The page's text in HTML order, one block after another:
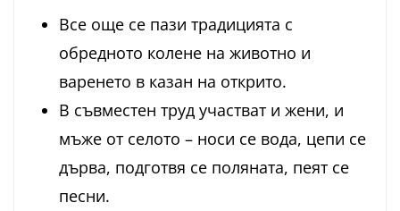
Все още се пази традицията с
обредното колене на животно и
варенето в казан на открито.
В съвместен труд участват и жени, и
мъже от селото – носи се вода, цепи се
дърва, подготвя се поляната, пеят се
песни.